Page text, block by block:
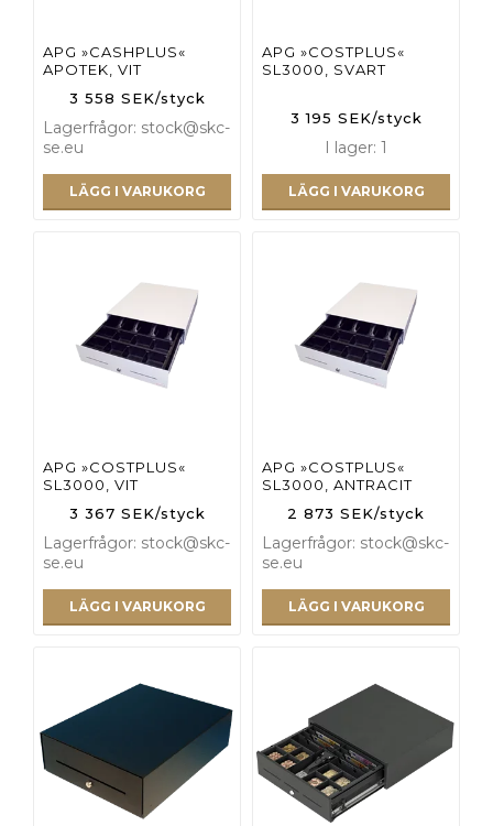
APG »CASHPLUS«
APOTEK, VIT
3 558 SEK/styck
Lagerfrågor: stock@skc-
se.eu
LÄGG I VARUKORG
APG »COSTPLUS«
SL3000, SVART
3 195 SEK/styck
I lager: 1
LÄGG I VARUKORG
APG »COSTPLUS«
SL3000, VIT
3 367 SEK/styck
Lagerfrågor: stock@skc-
se.eu
LÄGG I VARUKORG
APG »COSTPLUS«
SL3000, ANTRACIT
2 873 SEK/styck
Lagerfrågor: stock@skc-
se.eu
LÄGG I VARUKORG